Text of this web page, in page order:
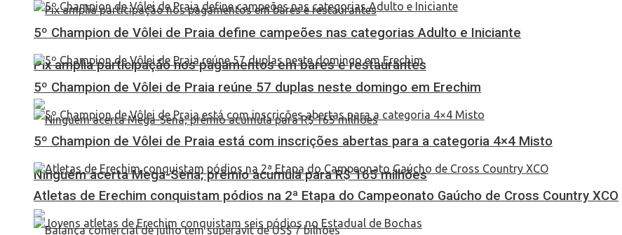
Pix amplia participação nos pagamentos em bares e restaurantes
Ninguém acerta Mega-Sena; prêmio acumula para R$ 165 milhões
5º Champion de Vôlei de Praia define campeões nas categorias Adulto e Iniciante
5º Champion de Vôlei de Praia reúne 57 duplas neste domingo em Erechim
5º Champion de Vôlei de Praia está com inscrições abertas para a categoria 4×4 Misto
Atletas de Erechim conquistam pódios na 2ª Etapa do Campeonato Gaúcho de Cross Country XCO